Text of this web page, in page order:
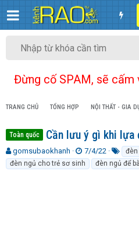
Đừng cố SPAM, sẽ cấm
TRANG CHỦ TỔNG HỢP NỘI THẤT - GIA
Toàn quốc Cần lưu ý gì khi lựa
T
h
r
gomsubaokhanh
N
g
à
7/4/22
ừ
k
đèn
đèn ngủ cho trẻ sơ sinh
đèn ngủ để